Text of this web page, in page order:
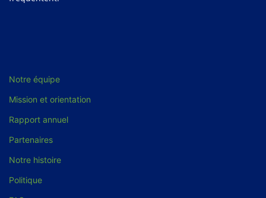
Notre équipe
Mission et orientation
Rapport annuel
Partenaires
Notre histoire
Politique